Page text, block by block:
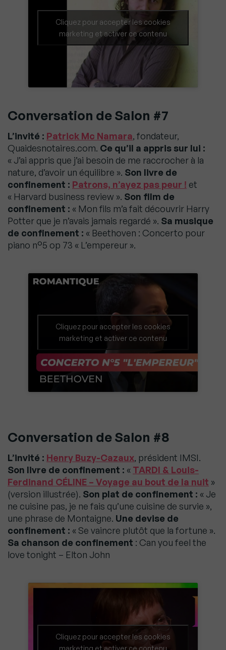
Cliquez pour accepter les cookies
marketing et activer ce contenu
Conversation de Salon #7
L’invité : Patrick Mc Namara, fondateur,
Quaidesnotaires.com. Ce qu’il a appris sur lui :
« J’ai appris que j’ai besoin de me raccrocher à la
nature, d’avoir un équilibre ». Son livre de
confinement : Patrons, n’ayez pas peur ! et
« Harvard business review ». Son film de
confinement : « Mon fils m’a fait découvrir Harry
Potter que je n’avais jamais regardé ». Sa musique
de confinement : « Beethoven : Concerto pour
piano n°5 op 73 « L’empereur ».
Cliquez pour accepter les cookies
marketing et activer ce contenu
Conversation de Salon #8
L’invité : Henry Buzy-Cazaux, président IMSI.
Son livre de confinement : « TARDI & Louis-
Ferdinand CÉLINE – Voyage au bout de la nuit »
(version illustrée). Son plat de confinement : « Je
ne cuisine pas, je ne fais qu’une cuisine de survie »,
une phrase de Montaigne. Une devise de
confinement : « Se vaincre plutôt que la fortune ».
Sa chanson de confinement : Can you feel the
love tonight – Elton John
Cliquez pour accepter les cookies
marketing et activer ce contenu